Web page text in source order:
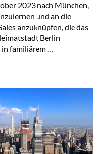
2023 nach München,
und an die
anzuknüpfen, die das
Berlin
in familiärem …
24. bis 26.Oktober 2023“